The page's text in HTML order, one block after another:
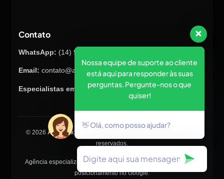
Contato
WhatsApp: (14) 98145-8847
Email: contato@atualizex.com.br
Especialistas em Marketing Digital
© 2026 Atualizex Marketing & Performance
reservados.
Agência especializada em SEO, criação de sites, tráfego pago e
posicionamento no Google.
Nossa equipe de suporte ao cliente
está aqui para responder às suas
perguntas. Pergunte-nos o que
quiser!
👋 Olá, como posso ajudar?